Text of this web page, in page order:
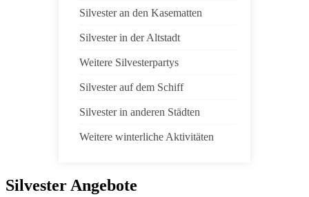
Silvester an den Kasematten
Silvester in der Altstadt
Weitere Silvesterpartys
Silvester auf dem Schiff
Silvester in anderen Städten
Weitere winterliche Aktivitäten
Silvester Angebote